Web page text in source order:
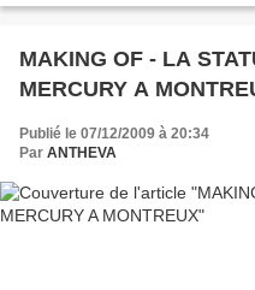
MAKING OF - LA
MERCURY A
Publié le 07/12/2009 à 20:34
Par ANTHEVA